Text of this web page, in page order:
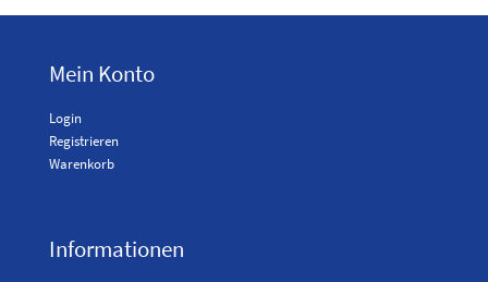
Mein Konto
Login
Registrieren
Warenkorb
Informationen